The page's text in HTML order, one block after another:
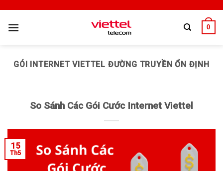
0
GÓI INTERNET VIETTEL ĐƯỜNG TRUYỀN ỔN ĐỊNH
So Sánh Các Gói Cước Internet Viettel
15
Th5